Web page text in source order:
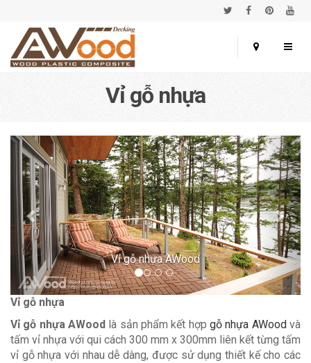
Vỉ gỗ nhựa
Vỉ gỗ nhựa AWood
Vỉ gỗ nhựa
Vỉ gỗ nhựa AWood là sản phẩm kết hợp gỗ nhựa AWood và
tấm vỉ nhựa với qui cách 300 mm x 300mm liên kết từng tấm
vỉ gỗ nhựa với nhau dễ dàng, được sử dụng thiết kế cho các